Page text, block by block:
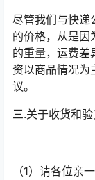
尽管我们与快递
的价格，从是因
的重量，运费差
资以商品情况为
议。
三.关于收货和验
（1）请各位亲